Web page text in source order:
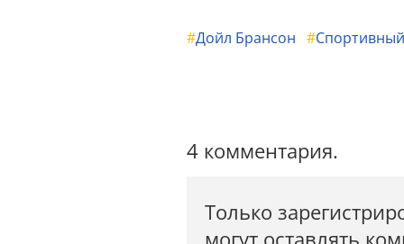
#Дойл Брансон #
4 комментария.
Только
могут оставлять